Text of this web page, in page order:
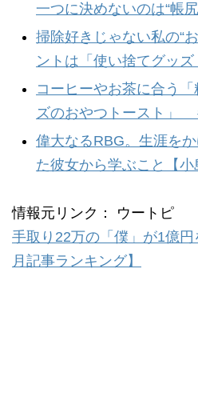
一つに決めないのは“帳
掃除好きじゃない私の“
ントは「使い捨てグッズ
コーヒーやお茶に合う
ズのおやつトースト」
偉大なるRBG。生涯を
た彼女から学ぶこと【小
情報元リンク： ウートピ
手取り22万の「僕」が1億
月記事ランキング】